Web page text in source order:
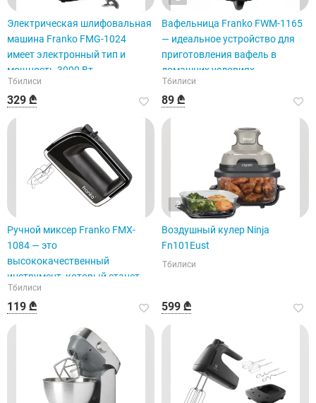
Электрическая шлифовальная
машина Franko FMG-1024
имеет электронный тип и
мощность 3000 Вт.
Тбилиси
329 ₾
Вафельница Franko FWM-1165
— идеальное устройство для
приготовления вафель в
домашних условиях.
Тбилиси
89 ₾
Ручной миксер Franko FMX-
1084 — это
высококачественный
инструмент, который станет
отличным помощником на
кухне.
Тбилиси
119 ₾
2
Воздушный кулер Ninja
Fn101Eust
Тбилиси
599 ₾